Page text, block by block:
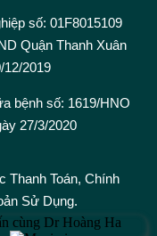
số: 01F8015109
Quận Thanh Xuân
12/2019
bệnh số: 1619/HNO
27/3/2020
Thanh Toán, Chính
Sử Dụng.